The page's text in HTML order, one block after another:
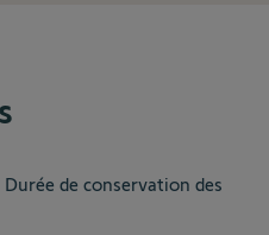
de conservation des